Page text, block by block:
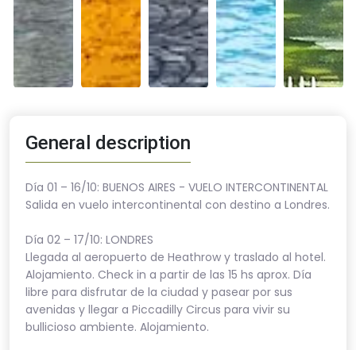
General description
Día 01 – 16/10: BUENOS AIRES - VUELO INTERCONTINENTAL
Salida en vuelo intercontinental con destino a Londres.
Día 02 – 17/10: LONDRES
Llegada al aeropuerto de Heathrow y traslado al hotel.
Alojamiento. Check in a partir de las 15 hs aprox. Día
libre para disfrutar de la ciudad y pasear por sus
avenidas y llegar a Piccadilly Circus para vivir su
bullicioso ambiente. Alojamiento.